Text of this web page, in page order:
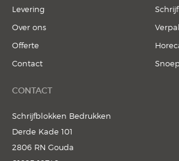
Levering
Over ons
Offerte
Contact
CONTACT
Schrijfblokken Bedrukken
Derde Kade 101
2806 RN Gouda